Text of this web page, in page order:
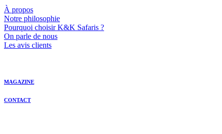
À propos
Notre philosophie
Pourquoi choisir K&K Safaris ?
On parle de nous
Les avis clients
MAGAZINE
CONTACT